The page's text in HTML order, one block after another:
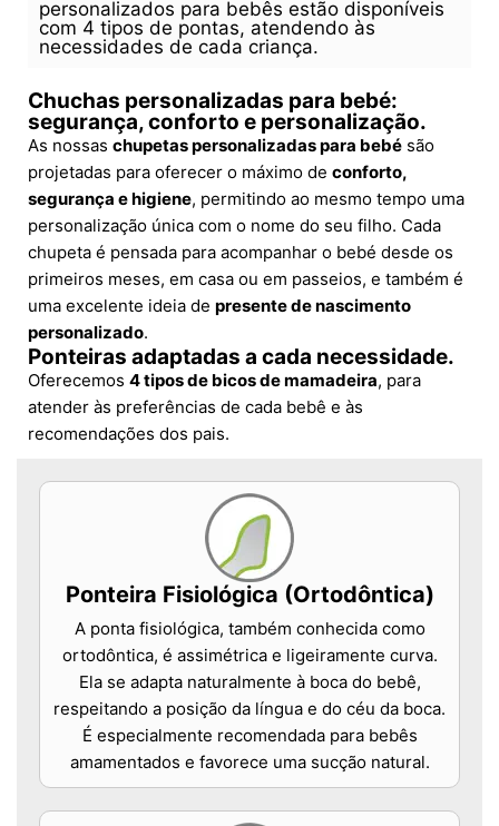
personalizados para bebês estão disponíveis
com 4 tipos de pontas, atendendo às
necessidades de cada criança.
Chuchas personalizadas para bebé:
segurança, conforto e personalização.
As nossas chupetas personalizadas para bebé são
projetadas para oferecer o máximo de conforto,
segurança e higiene, permitindo ao mesmo tempo uma
personalização única com o nome do seu filho. Cada
chupeta é pensada para acompanhar o bebé desde os
primeiros meses, em casa ou em passeios, e também é
uma excelente ideia de presente de nascimento
personalizado.
Ponteiras adaptadas a cada necessidade.
Oferecemos 4 tipos de bicos de mamadeira, para
atender às preferências de cada bebê e às
recomendações dos pais.
Ponteira Fisiológica (Ortodôntica)
A ponta fisiológica, também conhecida como
ortodôntica, é assimétrica e ligeiramente curva.
Ela se adapta naturalmente à boca do bebê,
respeitando a posição da língua e do céu da boca.
É especialmente recomendada para bebês
amamentados e favorece uma sucção natural.